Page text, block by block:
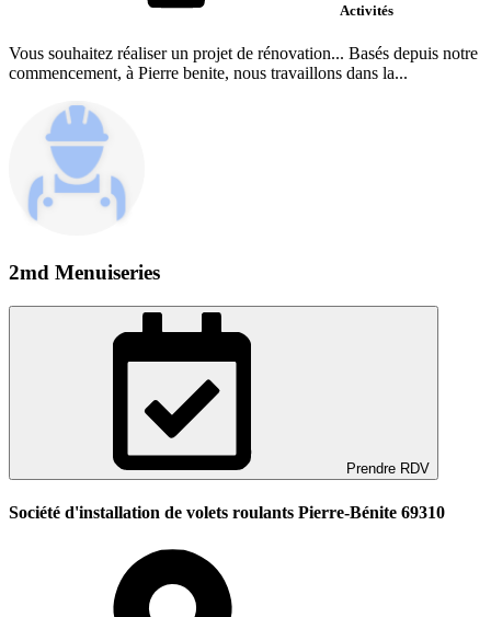
Activités
Vous souhaitez réaliser un projet de rénovation... Basés depuis notre
commencement, à Pierre benite, nous travaillons dans la...
2md Menuiseries
Prendre RDV
Société d'installation de volets roulants Pierre-Bénite 69310